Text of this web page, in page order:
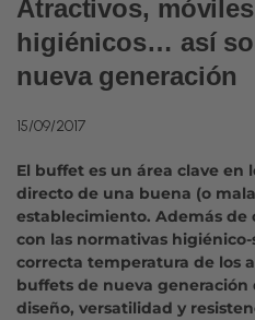
Atractivos,
higiénicos… así
nueva generación
15/09/2017
El buffet es un área clave en
directo de una buena (o
establecimiento. Además
con las normativas
correcta temperatura de los
buffets de nueva
diseño, versatilidad y